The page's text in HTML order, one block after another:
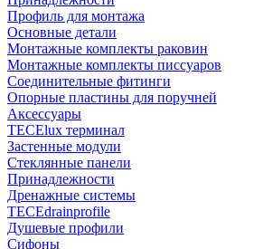
Профиль для монтажа
Основные детали
Монтажные комплекты раковин
Монтажные комплекты писсуаров
Соединительные фитинги
Опорные пластины для поручней
Аксессуары
TECElux терминал
Застенные модули
Стеклянные панели
Принадлежности
Дренажные системы
TECEdrainprofile
Душевые профили
Сифоны